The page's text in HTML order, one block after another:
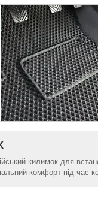
килимок для
комфорт під час